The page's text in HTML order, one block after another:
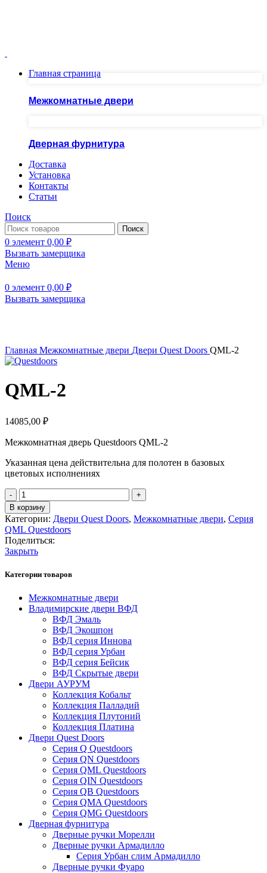
Главная страница
Межкомнатные двери
Дверная фурнитура
Доставка
Установка
Контакты
Статьи
Поиск
Поиск
0 элемент 0,00 ₽
Вызвать замерщика
Меню
0 элемент 0,00 ₽
Вызвать замерщика
Главная Межкомнатные двери Двери Quest Doors QML-2
QML-2
14085,00 ₽
Межкомнатная дверь Questdoors QML-2
Указанная цена действительна для полотен в базовых
цветовых исполнениях
Количество
товара
QML-
2
В корзину
Категории: Двери Quest Doors, Межкомнатные двери, Серия
QML Questdoors
Поделиться:
Закрыть
Категории товаров
Межкомнатные двери
Владимирские двери ВФД
ВФД Эмаль
ВФД Экошпон
ВФД серия Иннова
ВФД серия Урбан
ВФД серия Бейсик
ВФД Скрытые двери
Двери АУРУМ
Коллекция Кобальт
Коллекция Палладий
Коллекция Плутоний
Коллекция Платина
Двери Quest Doors
Серия Q Questdoors
Серия QN Questdoors
Серия QML Questdoors
Серия QIN Questdoors
Серия QB Questdoors
Серия QMA Questdoors
Серия QMG Questdoors
Дверная фурнитура
Дверные ручки Морелли
Дверные ручки Армадилло
Серия Урбан слим Армадилло
Дверные ручки Фуаро